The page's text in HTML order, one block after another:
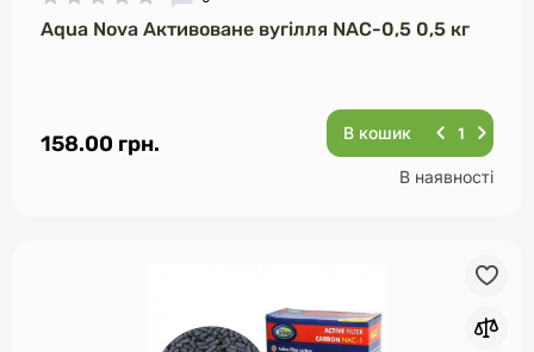
Aqua Nova Активоване вугілля NAC-0,5 0,5 кг
158.00 грн. В кошик
В наявності